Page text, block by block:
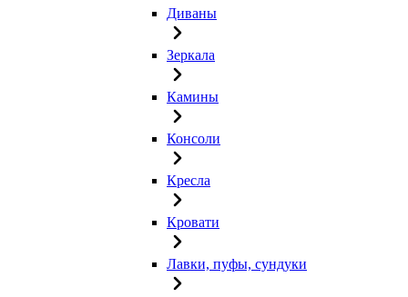
Диваны
Зеркала
Камины
Консоли
Кресла
Кровати
Лавки, пуфы, сундуки